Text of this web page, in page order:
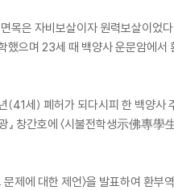
은 자비보살이자 원력보살이었
으며 23세 때 백양사 운문암에서
세) 폐허가 되다시피 한 백양사
창간호에 〈시불전학생示佛專學
에 대한 제언〉을 발표하여 환부